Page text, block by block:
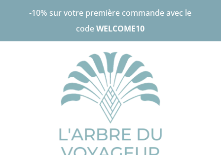
-10% sur votre première commande avec le
codeWELCOME10